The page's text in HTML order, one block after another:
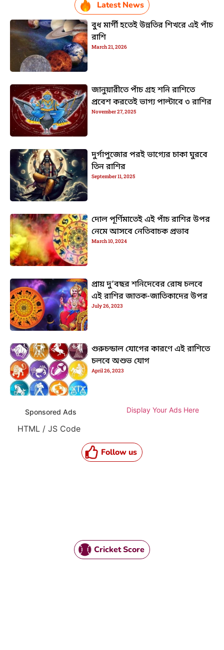
Latest News
বুধ মার্গী হতেই উন্নতির শিখরে এই পাঁচ
রাশি
March 21, 2026
জানুয়ারীতে পাঁচ গ্রহ শনি রাশিতে
প্রবেশ করতেই ভাগ্য পাল্টাবে ৩ রাশির
November 27, 2025
দুর্গাপুজোর পরই ভাগ্যের চাকা ঘুরবে
তিন রাশির
September 11, 2025
দোল পূর্ণিমাতেই এই পাঁচ রাশির উপর
নেমে আসবে নেতিবাচক প্রভাব
March 10, 2024
প্রায় দু’বছর শনিদেবের রোষ চলবে
এই রাশির জাতক-জাতিকাদের উপর
July 26, 2023
গুরুচন্ডাল যোগের কারণে এই রাশিতে
চলবে অশুভ যোগ
April 26, 2023
Sponsored Ads Display Your Ads Here
HTML / JS Code
Follow us
Cricket Score